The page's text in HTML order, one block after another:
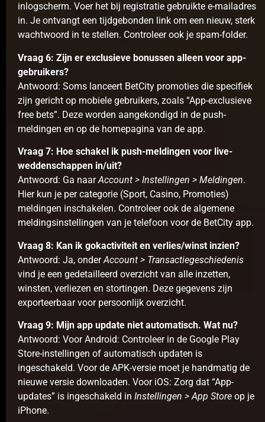
inlogscherm. Voer het bij registratie gebruikte e-mailadres
in. Je ontvangt een tijdgebonden link om een nieuw, sterk
wachtwoord in te stellen. Controleer ook je spam-folder.
Vraag 6: Zijn er exclusieve bonussen alleen voor app-
gebruikers?
Antwoord: Soms lanceert BetCity promoties die specifiek
zijn gericht op mobiele gebruikers, zoals “App-exclusieve
free bets”. Deze worden aangekondigd in de push-
meldingen en op de homepagina van de app.
Vraag 7: Hoe schakel ik push-meldingen voor live-
weddenschappen in/uit?
Antwoord: Ga naarAccount > Instellingen > Meldingen.
Hier kun je per categorie (Sport, Casino, Promoties)
meldingen inschakelen. Controleer ook de algemene
meldingsinstellingen van je telefoon voor de BetCity app.
Vraag 8: Kan ik gokactiviteit en verlies/winst inzien?
Antwoord: Ja, onderAccount > Transactiegeschiedenis
vind je een gedetailleerd overzicht van alle inzetten,
winsten, verliezen en stortingen. Deze gegevens zijn
exporteerbaar voor persoonlijk overzicht.
Vraag 9: Mijn app update niet automatisch. Wat nu?
Antwoord: Voor Android: Controleer in de Google Play
Store-instellingen of automatisch updaten is
ingeschakeld. Voor de APK-versie moet je handmatig de
nieuwe versie downloaden. Voor iOS: Zorg dat “App-
updates” is ingeschakeld in Instellingen > App Store op je
iPhone.